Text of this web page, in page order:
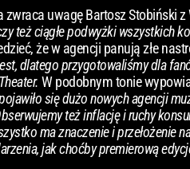
uwagę Bartosz Stobiński
też ciągłe podwyżki wszystkich
że w agencji panują złe
dlatego przygotowaliśmy dla
W podobnym tonie
się dużo nowych agencji
też inflację i ruchy
ma znaczenie i przełożenie
jak choćby premierową